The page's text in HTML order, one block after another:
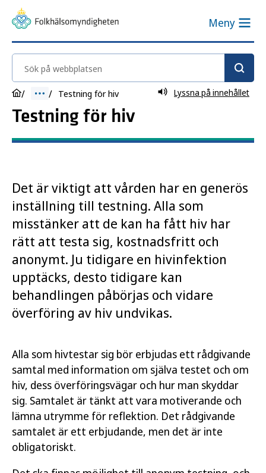
Meny
Sök på webbplatsen
Testning för hiv Lyssna på innehållet
Testning för hiv
Det är viktigt att vården har en generös
inställning till testning. Alla som
misstänker att de kan ha fått hiv har
rätt att testa sig, kostnadsfritt och
anonymt. Ju tidigare en hivinfektion
upptäcks, desto tidigare kan
behandlingen påbörjas och vidare
överföring av hiv undvikas.
Alla som hivtestar sig bör erbjudas ett rådgivande
samtal med information om själva testet och om
hiv, dess överföringsvägar och hur man skyddar
sig. Samtalet är tänkt att vara motiverande och
lämna utrymme för reflektion. Det rådgivande
samtalet är ett erbjudande, men det är inte
obligatoriskt.